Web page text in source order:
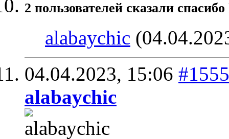
2 пользователей сказали
alabaychic
04.04.2023, 15:06
alabaychic